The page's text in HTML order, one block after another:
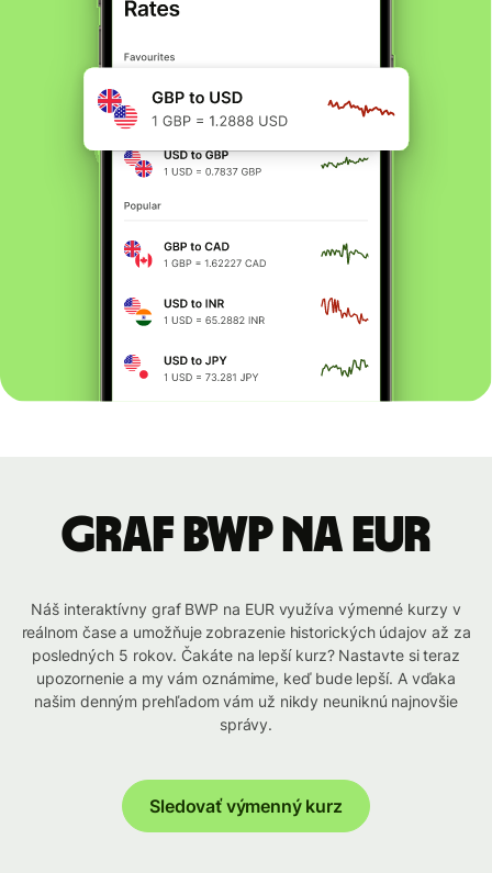
graf BWP na EUR
Náš interaktívny graf BWP na EUR využíva výmenné kurzy v
reálnom čase a umožňuje zobrazenie historických údajov až za
posledných 5 rokov. Čakáte na lepší kurz? Nastavte si teraz
upozornenie a my vám oznámime, keď bude lepší. A vďaka
našim denným prehľadom vám už nikdy neuniknú najnovšie
správy.
Sledovať výmenný kurz